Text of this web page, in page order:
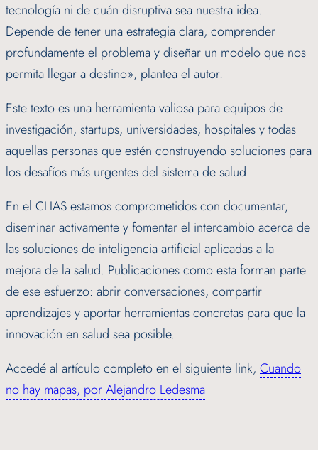
tecnología ni de cuán disruptiva sea nuestra idea.
Depende de tener una estrategia clara, comprender
profundamente el problema y diseñar un modelo que nos
permita llegar a destino», plantea el autor.
Este texto es una herramienta valiosa para equipos de
investigación, startups, universidades, hospitales y todas
aquellas personas que estén construyendo soluciones para
los desafíos más urgentes del sistema de salud.
En el CLIAS estamos comprometidos con documentar,
diseminar activamente y fomentar el intercambio acerca de
las soluciones de inteligencia artificial aplicadas a la
mejora de la salud. Publicaciones como esta forman parte
de ese esfuerzo: abrir conversaciones, compartir
aprendizajes y aportar herramientas concretas para que la
innovación en salud sea posible.
Accedé al artículo completo en el siguiente link, Cuando
no hay mapas, por Alejandro Ledesma